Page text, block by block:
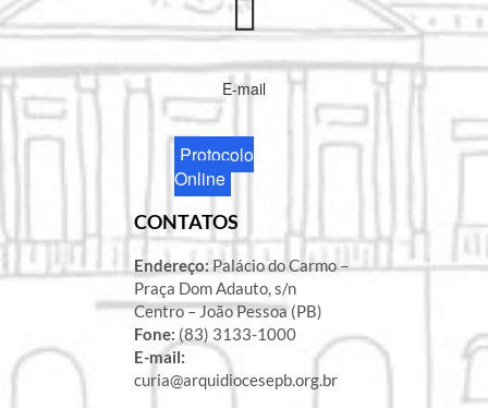
E-mail
Protocolo
Online
CONTATOS
Endereço:Palácio do Carmo –
Praça Dom Adauto, s/n
Centro – João Pessoa (PB)
Fone: (83) 3133-1000
E-mail:
curia@arquidiocesepb.org.br